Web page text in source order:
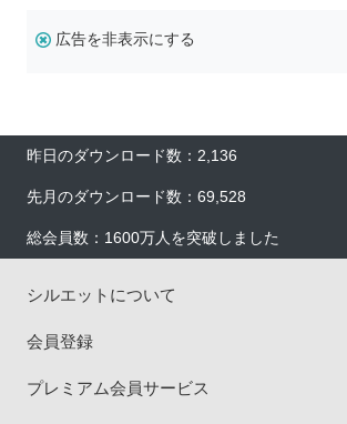
広告を非表示にする
昨日のダウンロード数：2,136
先月のダウンロード数：69,528
総会員数：1600万人を突破しました
シルエットについて
会員登録
プレミアム会員サービス